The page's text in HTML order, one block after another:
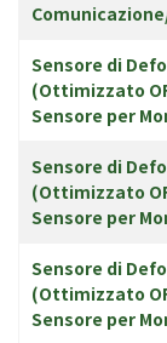
Sensore di
(Ottimizzato
Sensore per
Sensore di
(Ottimizzato
Sensore per
Sensore di
(Ottimizzato
Sensore per